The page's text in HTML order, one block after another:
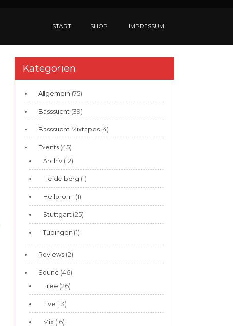
START SHOP IMPRESSUM
Kategorien
Allgemein (75)
Basssucht (39)
Basssucht Mixtapes (4)
Events (45)
Archiv (12)
Heidelberg (1)
Heilbronn (1)
Stuttgart (25)
Tübingen (1)
Reviews (2)
Sound (46)
Free (26)
Live (13)
Mix (16)